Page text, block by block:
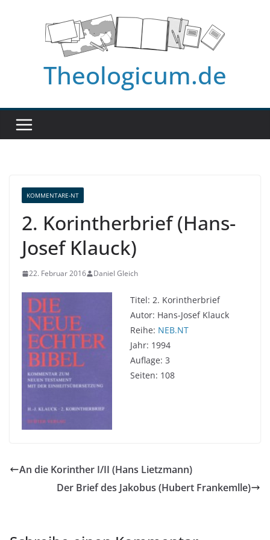
Theologicum.de
KOMMENTARE-NT
2. Korintherbrief (Hans-
Josef Klauck)
22. Februar 2016 Daniel Gleich
Titel: 2. Korintherbrief
Autor: Hans-Josef Klauck
Reihe: NEB.NT
Jahr: 1994
Auflage: 3
Seiten: 108
An die Korinther I/II (Hans Lietzmann)
Der Brief des Jakobus (Hubert Frankemlle)